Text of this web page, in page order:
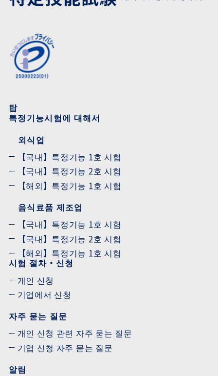
탑
특정기능시험에 대해서
외식업
【국내】특정기능 1호 시험
【국내】특정기능 2호 시험
【해외】특정기능 1호 시험
음식료품 제조업
【국내】특정기능 1호 시험
【국내】특정기능 2호 시험
【해외】특정기능 1호 시험
시험 절차・신청
개인 신청
기업에서 신청
자주 묻는 질문
개인 신청 관련 자주 묻는 질문
기업 신청 자주 묻는 질문
알림